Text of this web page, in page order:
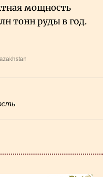
мощность
тонн руды в год.